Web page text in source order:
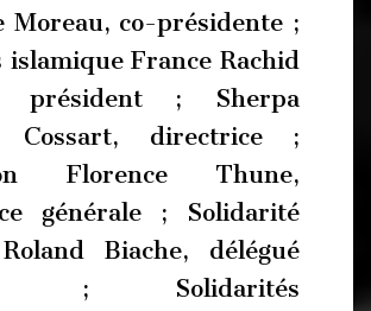
Moreau, co-présidente ;
islamique France Rachid
président ; Sherpa
Cossart, directrice ;
Florence Thune,
générale ; Solidarité
Biache, délégué
; Solidarités